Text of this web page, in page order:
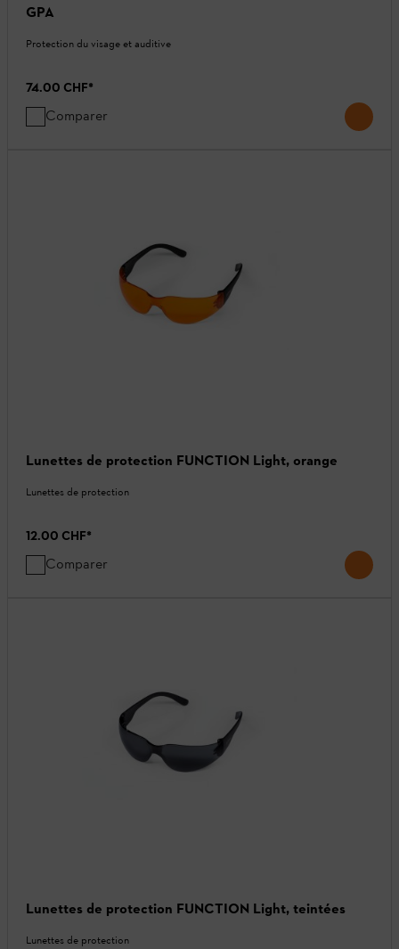
GPA
Protection du visage et auditive
74.00 CHF*
Comparer
Lunettes de protection FUNCTION Light, orange
Lunettes de protection
12.00 CHF*
Comparer
Lunettes de protection FUNCTION Light, teintées
Lunettes de protection